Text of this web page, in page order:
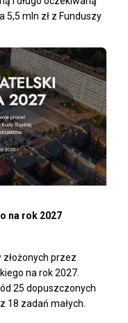
5,5 mln zł z Funduszy
na rok 2027
złożonych przez
na rok 2027.
25 dopuszczonych
18 zadań małych.